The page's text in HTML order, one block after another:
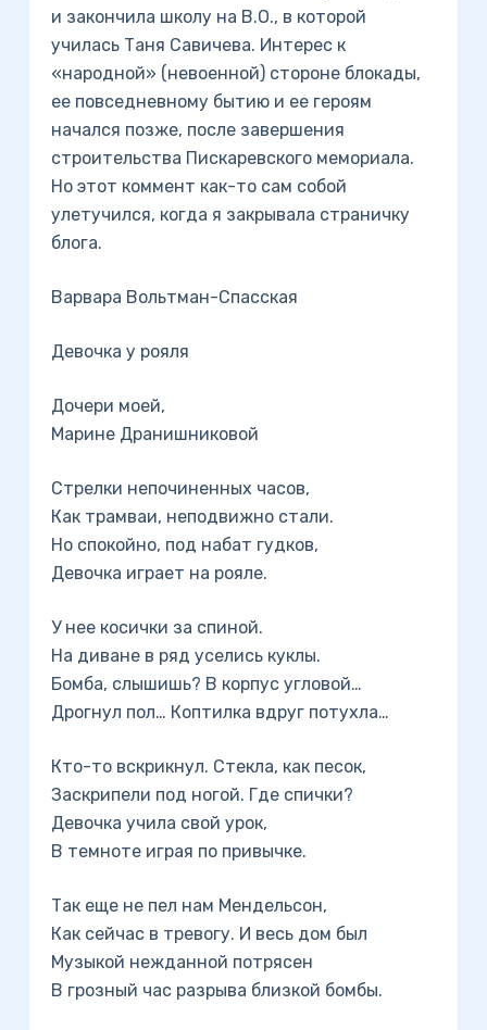
и закончила школу на В.О., в которой
училась Таня Савичева. Интерес к
«народной» (невоенной) стороне блокады,
ее повседневному бытию и ее героям
начался позже, после завершения
строительства Пискаревского мемориала.
Но этот коммент как-то сам собой
улетучился, когда я закрывала страничку
блога.
Варвара Вольтман-Спасская
Девочка у рояля
Дочери моей,
Марине Дранишниковой
Стрелки непочиненных часов,
Как трамваи, неподвижно стали.
Но спокойно, под набат гудков,
Девочка играет на рояле.
У нее косички за спиной.
На диване в ряд уселись куклы.
Бомба, слышишь? В корпус угловой…
Дрогнул пол… Коптилка вдруг потухла…
Кто-то вскрикнул. Стекла, как песок,
Заскрипели под ногой. Где спички?
Девочка учила свой урок,
В темноте играя по привычке.
Так еще не пел нам Мендельсон,
Как сейчас в тревогу. И весь дом был
Музыкой нежданной потрясен
В грозный час разрыва близкой бомбы.